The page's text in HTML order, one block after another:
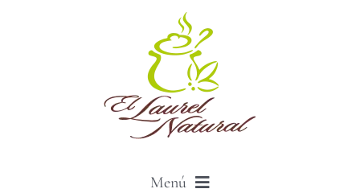
Menú